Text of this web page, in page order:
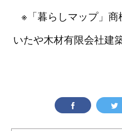
※「暮らしマップ」商
いたや木材有限会社